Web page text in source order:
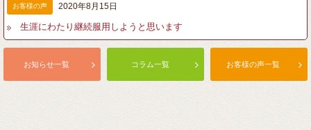
お客様の声 2020年8月15日
生涯にわたり継続服用しようと思います
お知らせ一覧 コラム一覧 お客様の声一覧